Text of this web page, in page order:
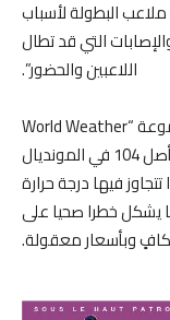
البطولة لأسباب
التي قد تطال
اللاعبين والحضور”.
وتأتي هذا المرونة في القرار بعد تقرير لمجموعة “World Weather
Attribution” البحثية، كشف أن 26 مباراة من أصل 104 في المونديال
فيها درجة حرارة
درجة مئوية، مما يشكل خطرا صحيا على
وبأسعار معقولة.